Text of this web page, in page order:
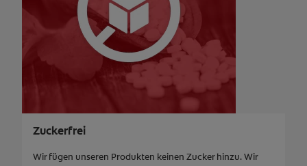
Zuckerfrei
Wir fügen unseren Produkten keinen Zucker hinzu. Wir